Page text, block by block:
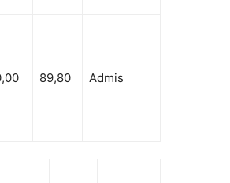
89,80 Admis